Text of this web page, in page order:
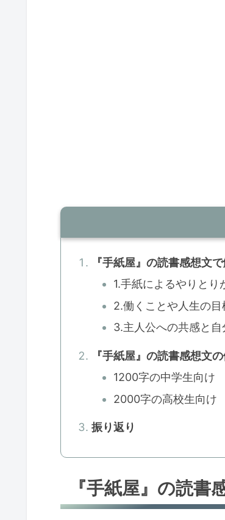
『手紙屋』の読書感想文
1.手紙によるやりとり
2.働くことや人生の
3.主人公への共感と
『手紙屋』の読書感想文
1200字の中学生向け
2000字の高校生向け
振り返り
『手紙屋』の読